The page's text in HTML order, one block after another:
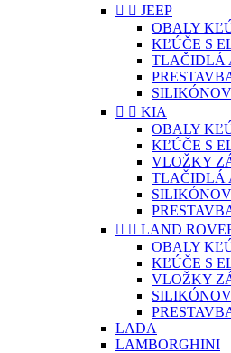
  JEEP
OBALY
KĽÚČE S
TLAČIDLÁ
  KIA
OBALY
KĽÚČE S
VLOŽKY
TLAČIDLÁ
  LAND
OBALY
KĽÚČE S
VLOŽKY
LADA
LAMBORGHINI